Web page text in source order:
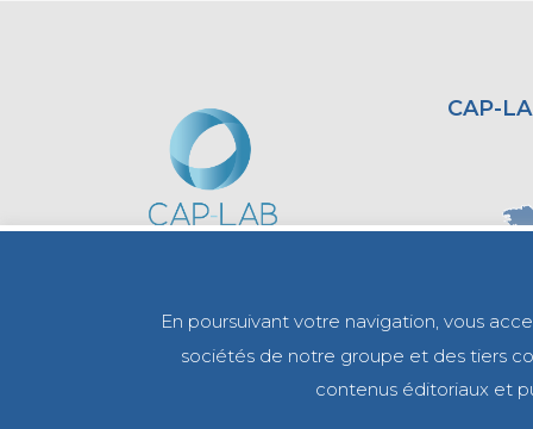
CAP-
En poursuivant votre navigation, vous
sociétés de notre groupe et des tiers
contenus éditoriaux et